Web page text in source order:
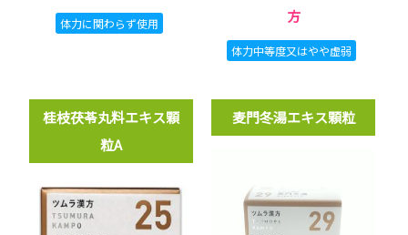
体力に関わらず使用
方
体力中等度又はやや虚弱
桂枝茯苓丸料エキス顆
粒A
麦門冬湯エキス顆粒